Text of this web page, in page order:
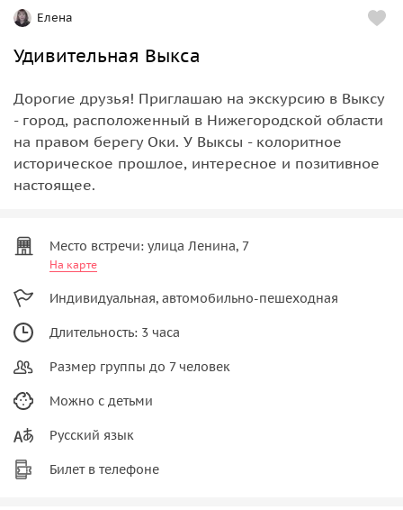
Елена
Удивительная Выкса
Дорогие друзья! Приглашаю на экскурсию в Выксу
- город, расположенный в Нижегородской области
на правом берегу Оки. У Выксы - колоритное
историческое прошлое, интересное и позитивное
настоящее.
Место встречи: улица Ленина, 7
На карте
Индивидуальная, автомобильно-пешеходная
Длительность: 3 часа
Размер группы до 7 человек
Можно с детьми
Русский язык
Билет в телефоне